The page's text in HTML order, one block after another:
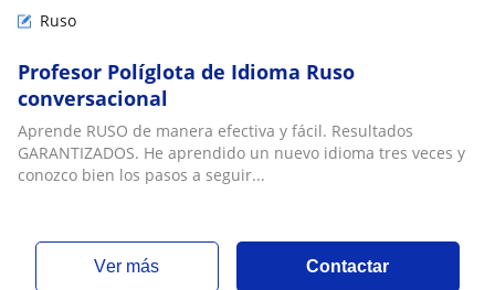
Ruso
Profesor Políglota de Idioma Ruso
conversacional
Aprende RUSO de manera efectiva y fácil. Resultados
GARANTIZADOS. He aprendido un nuevo idioma tres veces y
conozco bien los pasos a seguir...
ver más Contactar